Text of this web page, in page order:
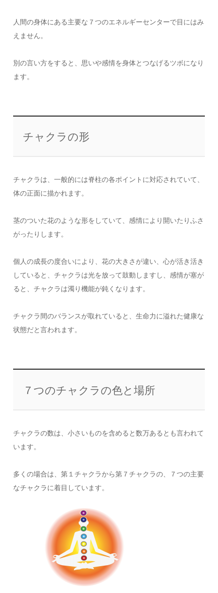
人間の身体にある主要な７つのエネルギーセンターで目にはみ
えません。
別の言い方をすると、思いや感情を身体とつなげるツボになり
ます。
チャクラの形
チャクラは、一般的には脊柱の各ポイントに対応されていて、
体の正面に描かれます。
茎のついた花のような形をしていて、感情により開いたりふさ
がったりします。
個人の成長の度合いにより、花の大きさが違い、心が活き活き
していると、チャクラは光を放って鼓動しますし、感情が塞が
ると、チャクラは濁り機能が鈍くなります。
チャクラ間のバランスが取れていると、生命力に溢れた健康な
状態だと言われます。
７つのチャクラの色と場所
チャクラの数は、小さいものを含めると数万あるとも言われて
います。
多くの場合は、第１チャクラから第７チャクラの、７つの主要
なチャクラに着目しています。